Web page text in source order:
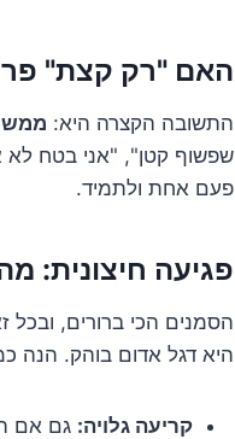
האם "רק קצת" פרום זה בסדר? 7
התשובה הקצרה היא: ממש
שפשוף קטן", "אני בטח לא
פעם אחת ולתמיד.
פגיעה חיצונית:
הסמנים הכי ברורים,
היא דגל אדום בוהק. הנה
קריעה גלויה: גם אם